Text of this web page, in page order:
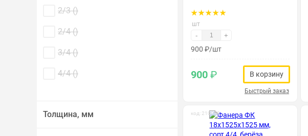
2/3 ()
2/4 ()
3/4 ()
4/4 ()
Толщина, мм
шт
- +
900 ₽/шт
900 ₽ В корзину
Быстрый заказ
код: 210009